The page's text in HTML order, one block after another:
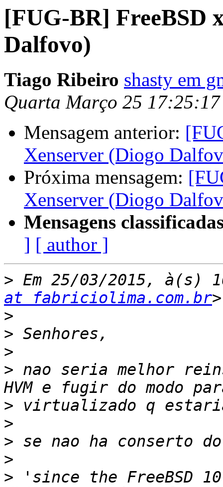
[FUG-BR] FreeBSD
Dalfovo)
Tiago Ribeiro shasty em
Quarta Março 25
Mensagem anterior:
Xenserver (Diogo
Próxima mensagem:
Xenserver (Diogo
Mensagens
] [ author ]
> Em 25/03/2015, à(s)
at fabriciolima.com.br
>
>
>
> nao seria melhor
>
>
>
>
> 'since the FreeBSD